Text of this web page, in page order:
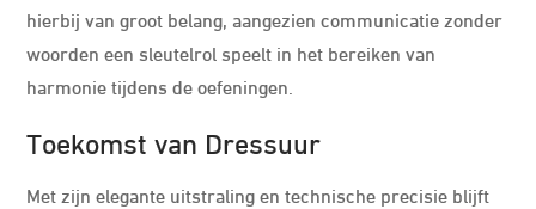
hierbij van groot belang, aangezien communicatie zonder
woorden een sleutelrol speelt in het bereiken van
harmonie tijdens de oefeningen.
Toekomst van Dressuur
Met zijn elegante uitstraling en technische precisie blijft